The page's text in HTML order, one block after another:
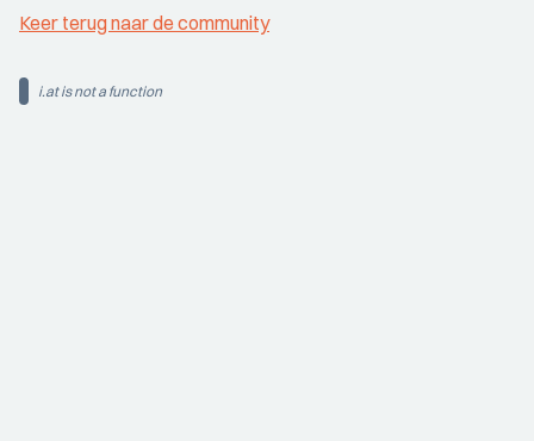
Keer terug naar de community
i.at is not a function